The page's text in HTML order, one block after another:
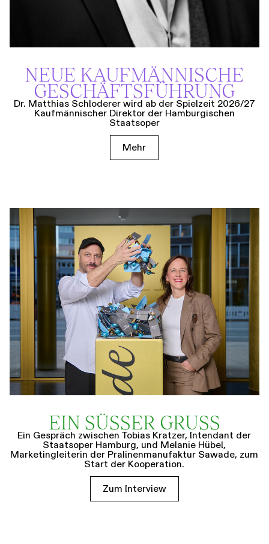
NEUE KAUF­MÄNNISCHE
GESCHÄFTS­FÜHRUNG
Dr. Matthias Schloderer wird ab der Spielzeit 2026/27
Kaufmännischer Direktor der Hamburgischen
Staatsoper
Mehr
EIN SÜSSER GRUSS
Ein Gespräch zwischen Tobias Kratzer, Intendant der
Staatsoper Hamburg, und Melanie Hübel,
Marketingleiterin der Pralinenmanufaktur Sawade, zum
Start der Kooperation.
Zum Interview